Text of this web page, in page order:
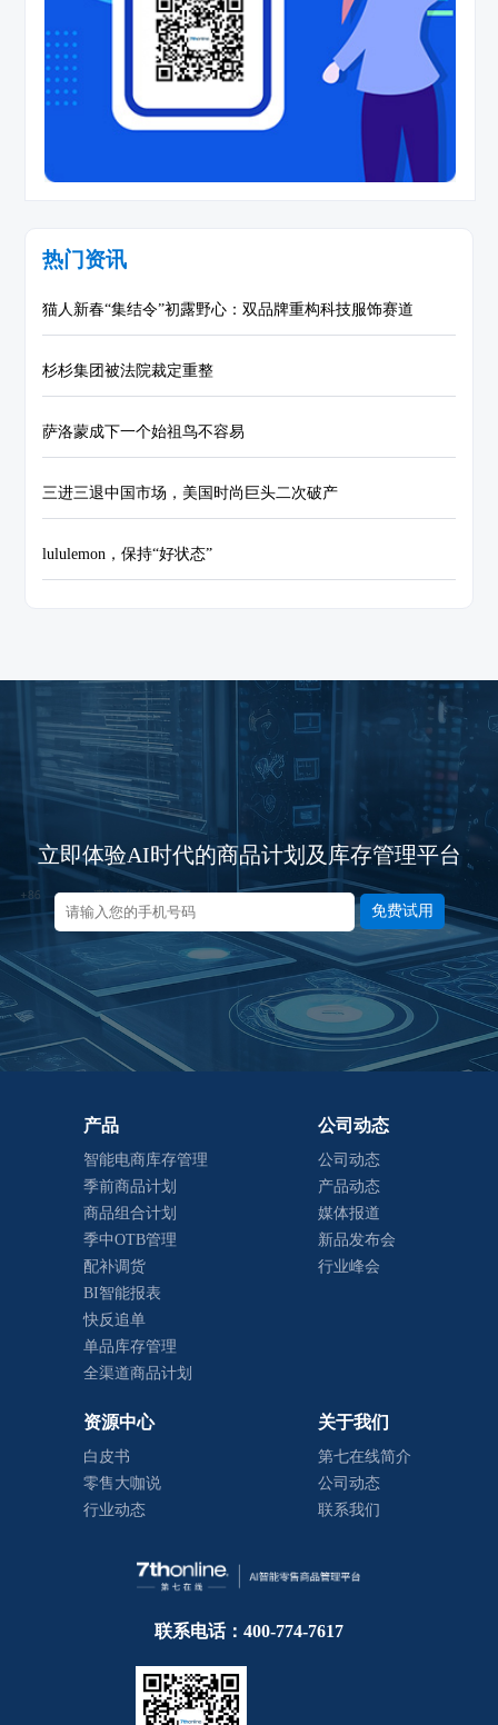
热门资讯
猫人新春“集结令”初露野心：双品牌重构科技服饰赛道
杉杉集团被法院裁定重整
萨洛蒙成下一个始祖鸟不容易
三进三退中国市场，美国时尚巨头二次破产
lululemon，保持“好状态”
立即体验AI时代的商品计划及库存管理平台
免费试用
产品
智能电商库存管理
季前商品计划
商品组合计划
季中OTB管理
配补调货
BI智能报表
快反追单
单品库存管理
全渠道商品计划
公司动态
公司动态
产品动态
媒体报道
新品发布会
行业峰会
资源中心
白皮书
零售大咖说
行业动态
关于我们
第七在线简介
公司动态
联系我们
联系电话：400-774-7617